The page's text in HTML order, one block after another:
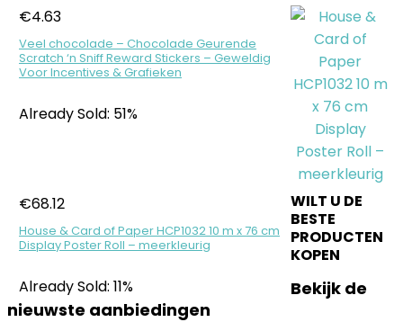
€4.63
Veel chocolade – Chocolade Geurende
Scratch ‘n Sniff Reward Stickers – Geweldig
Voor Incentives & Grafieken
Already Sold: 51%
€68.12
House & Card of Paper HCP1032 10 m x 76 cm
Display Poster Roll – meerkleurig
Already Sold: 11%
WILT U DE
BESTE
PRODUCTEN
KOPEN
Bekijk de
nieuwste aanbiedingen